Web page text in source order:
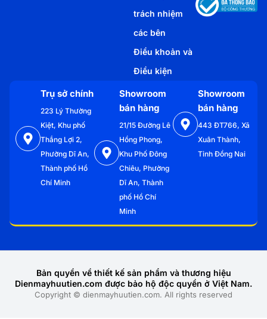
trách nhiệm
các bên
Điều khoản và
Điều kiện
Trụ sở chính
223 Lý Thường
Kiệt, Khu phố
Thắng Lợi 2,
Phường Dĩ An,
Thành phố Hồ
Chí Minh
Showroom
bán hàng
21/15 Đường Lê
Hồng Phong,
Khu Phố Đông
Chiêu, Phường
Dĩ An, Thành
phố Hồ Chí
Minh
Showroom
bán hàng
443 ĐT766, Xã
Xuân Thành,
Tỉnh Đồng Nai
Copyright © dienmayhuutien.com. All rights reserved
Bản quyền về thiết kế sản phẩm và thương hiệu
Dienmayhuutien.com được bảo hộ độc quyền ở Việt Nam.